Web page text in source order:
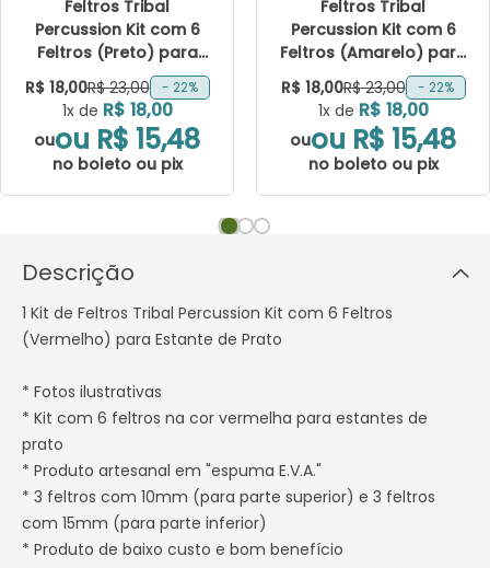
Feltros Tribal
Percussion Kit com 6
Feltros (Preto) para
Estante de Prato
R$ 18,00R$ 23,00 - 22%
1x de R$ 18,00
ouou R$ 15,48
no boleto ou pix
Feltros Tribal
Percussion Kit com 6
Feltros (Amarelo) para
Estante de Prato
R$ 18,00R$ 23,00 - 22%
1x de R$ 18,00
ouou R$ 15,48
no boleto ou pix
Descrição
1 Kit de Feltros Tribal Percussion Kit com 6 Feltros
(Vermelho) para Estante de Prato
* Fotos ilustrativas
* Kit com 6 feltros na cor vermelha para estantes de
prato
* Produto artesanal em "espuma E.V.A."
* 3 feltros com 10mm (para parte superior) e 3 feltros
com 15mm (para parte inferior)
* Produto de baixo custo e bom benefício